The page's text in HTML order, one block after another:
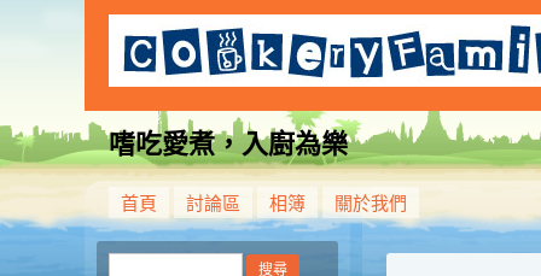
嗜吃愛煮，入廚為樂
首頁 討論區 相簿 關於我們